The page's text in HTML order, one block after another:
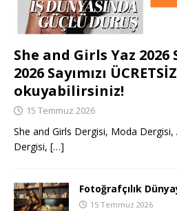
She and Girls Yaz 2026
2026 Sayımızı
okuyabilirsiniz!
15 Temmuz 2026
She and Girls Dergisi, Moda Dergisi,
Dergisi, […]
Fotoğrafçılık
15 Temmuz 2026